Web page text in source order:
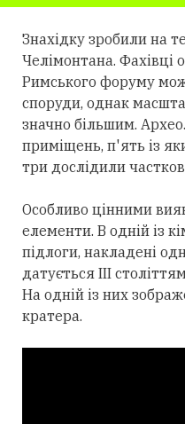
Знахідку зробили на
Челімонтана. Фахівці
Римського форуму
споруди, однак
значно більшим.
приміщень, п'ять із
три дослідили
Особливо цінними
елементи. В одній із
підлоги, накладені
датується III
На одній із них
кратера.